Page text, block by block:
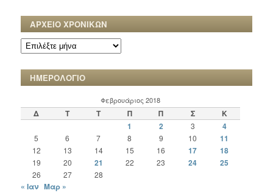
ΑΡΧΕΙΟ ΧΡΟΝΙΚΩΝ
ΑΡΧΕΙΟ
ΧΡΟΝΙΚΩΝ
ΗΜΕΡΟΛΟΓΙΟ
Φεβρουάριος 2018
Δ Τ Τ Π Π Σ
Κ
1
2 3 4
5 6 7 8 9 10 11
12 13 14 15 16 17 18
19 20 21 22 23 24 25
26 27 28
« Ιαν Μαρ »